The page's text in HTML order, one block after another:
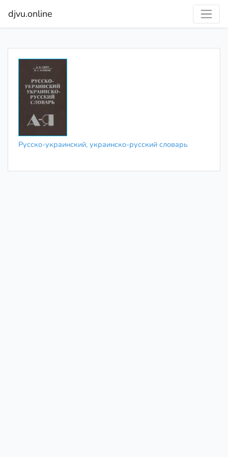
djvu.online
Русско-украинский, украинско-русский словарь